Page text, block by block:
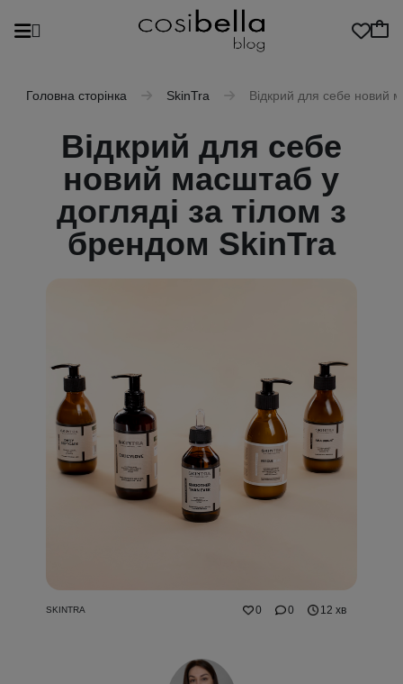
Головна сторінка SkinTra Відкрий для себе новий
Відкрий для себе
новий масштаб у
догляді за тілом з
брендом SkinTra
SKINTRA 0 0 12 хв